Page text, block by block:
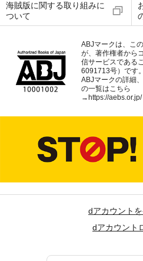
海賊版に関する取り組みに
ついて
ABJマークは、こ
が、著作権者から
信サービスである
6091713号）です。
ABJマークの詳細
の一覧はこちら
→ https://aebs.or.jp/
dアカウント
dアカウント